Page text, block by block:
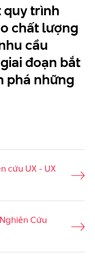
quy trình
chất lượng
cầu
đoạn bắt
phá những
cứu UX - UX
Cứu